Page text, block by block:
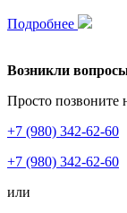
Подробнее
Возникли
Просто позвоните
+7 (980) 342-62-60
+7 (980) 342-62-60
или